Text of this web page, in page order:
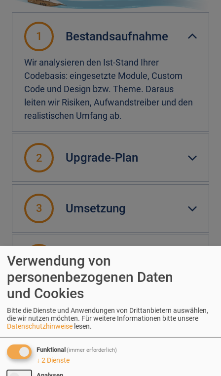
1 Bestandsaufnahme
Wir analysieren den Ist-Stand Ihrer
Codebasis: eingesetzte Module, Custom
Code und Design bzw. Theme. Daraus
leiten wir Risiken, Aufwandstreiber und den
realistischen Umfang ab.
2 Upgrade-Plan
3 Umsetzung
4 Qualitätssicherung
5 Go-Live
Verwendung von
personenbezogenen Daten
und Cookies
Bitte die Dienste und Anwendungen von Drittanbietern auswählen,
die wir nutzen möchten. Für weitere Informationen bitte unsere
Datenschutzhinweise lesen.
Funktional(immer erforderlich)
↓ 2 Dienste